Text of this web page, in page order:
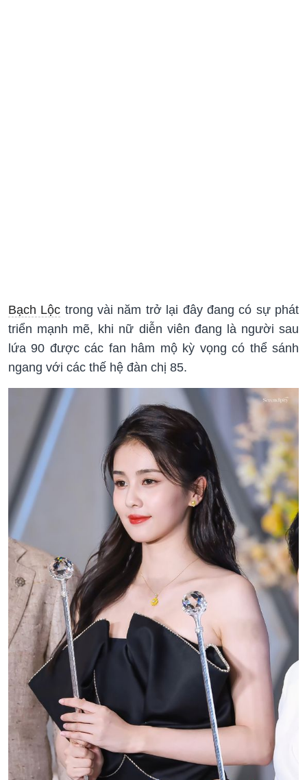
Bạch Lộc trong vài năm trở lại đây đang có sự phát
triển mạnh mẽ, khi nữ diễn viên đang là người sau
lứa 90 được các fan hâm mộ kỳ vọng có thể sánh
ngang với các thế hệ đàn chị 85.